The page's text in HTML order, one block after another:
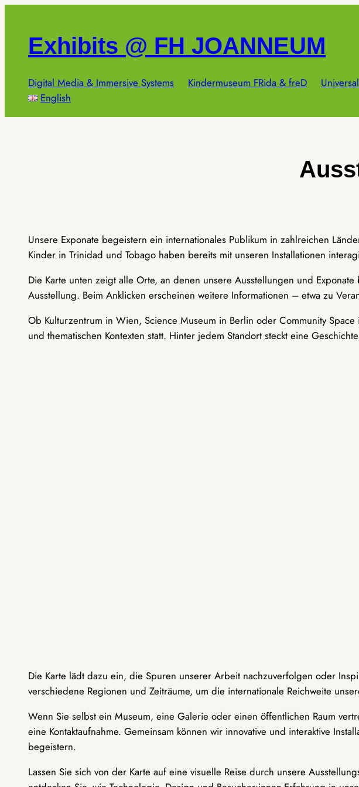
springenExhibits @ FH JOANNEUM
Digital Media & Immersive Systems Kindermuseum FRida & freD
English
Unsere Exponate begeistern ein internationales Publikum in zahlreichen
Kinder in Trinidad und Tobago haben bereits mit unseren Installationen
Die Karte unten zeigt alle Orte, an denen unsere Ausstellungen und
Ausstellung. Beim Anklicken erscheinen weitere Informationen – etwa zu
Ob Kulturzentrum in Wien, Science Museum in Berlin oder Community
und thematischen Kontexten statt. Hinter jedem Standort steckt eine
Die Karte lädt dazu ein, die Spuren unserer Arbeit nachzuverfolgen oder
verschiedene Regionen und Zeiträume, um die internationale Reichweite
Wenn Sie selbst ein Museum, eine Galerie oder einen öffentlichen Raum
eine Kontaktaufnahme. Gemeinsam können wir innovative und interaktive
begeistern.
Lassen Sie sich von der Karte auf eine visuelle Reise durch unsere